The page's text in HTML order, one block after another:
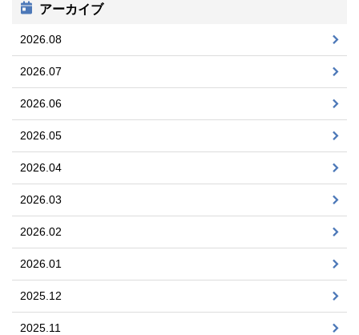
アーカイブ
2026.08
2026.07
2026.06
2026.05
2026.04
2026.03
2026.02
2026.01
2025.12
2025.11